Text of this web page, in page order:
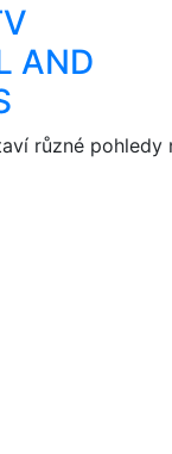
AND
různé pohledy